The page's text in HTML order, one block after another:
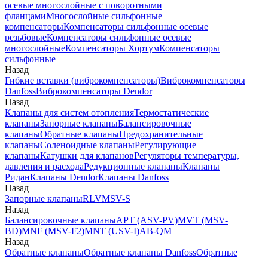
осевые многослойные с поворотными
фланцамиМногослойные сильфонные
компенсаторыКомпенсаторы сильфонные осевые
резьбовыеКомпенсаторы сильфонные осевые
многослойныеКомпенсаторы ХортумКомпенсаторы
сильфонные
Назад
Гибкие вставки (виброкомпенсаторы)Виброкомпенсаторы
DanfossВиброкомпенсаторы Dendor
Назад
Клапаны для систем отопленияТермостатические
клапаныЗапорные клапаныБалансировочные
клапаныОбратные клапаныПредохранительные
клапаныСоленоидные клапаныРегулирующие
клапаныКатушки для клапановРегуляторы температуры,
давления и расходаРедукционные клапаныКлапаны
РиданКлапаны DendorКлапаны Danfoss
Назад
Запорные клапаныRLVMSV-S
Назад
Балансировочные клапаныAPT (ASV-PV)MVT (MSV-
BD)MNF (MSV-F2)MNT (USV-I)AB-QM
Назад
Обратные клапаныОбратные клапаны DanfossОбратные